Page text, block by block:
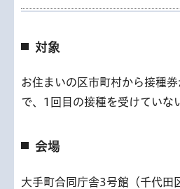
対象
お住まいの区市町村から接種
で、1回目の接種を受けていな
会場
大手町合同庁舎3号館（千代田